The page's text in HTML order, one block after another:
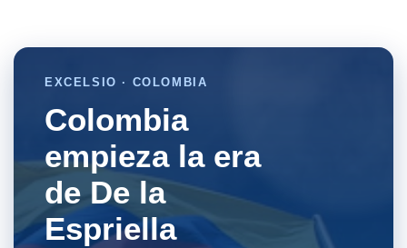
EXCELSIO · COLOMBIA
Colombia
empieza la era
de De la
Espriella